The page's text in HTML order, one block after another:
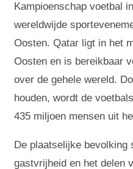
Kampioenschap voetbal
wereldwijde
Oosten. Qatar ligt in het
Oosten en is bereikbaar
over de gehele wereld.
houden, wordt de
435 miljoen mensen uit
De plaatselijke bevolking
gastvrijheid en het delen